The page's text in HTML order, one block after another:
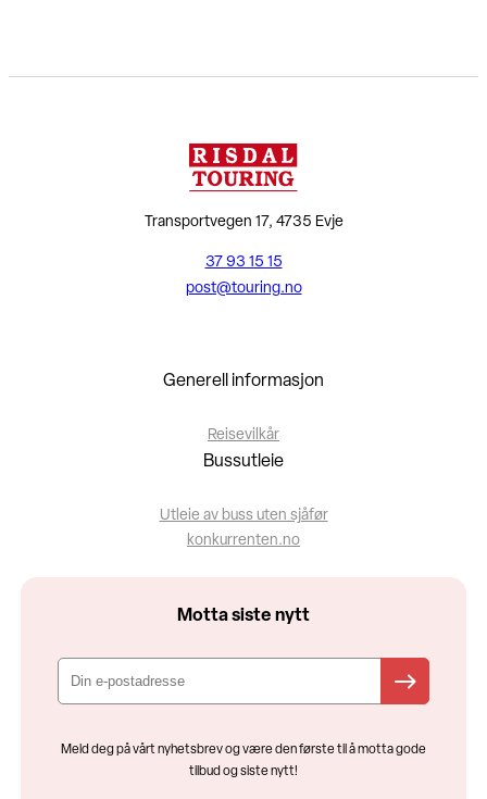
Transportvegen 17, 4735 Evje
37 93 15 15
post@touring.no
Generell informasjon
Reisevilkår
Bussutleie
Utleie av buss uten sjåfør
konkurrenten.no
Motta siste nytt
Meld deg på vårt nyhetsbrev og være den første til å motta gode
tilbud og siste nytt!